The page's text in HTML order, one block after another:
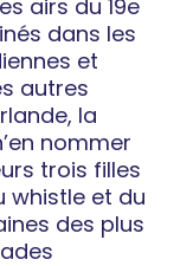
airs du 19e
dans les
et
autres
la
nommer
trois filles
whistle et du
des plus